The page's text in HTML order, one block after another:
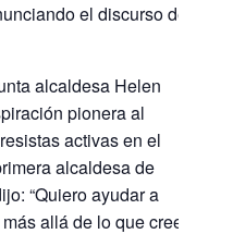
el discurso de
alcaldesa Helen
pionera al
activas en el
alcaldesa de
“Quiero ayudar a
allá de lo que creen